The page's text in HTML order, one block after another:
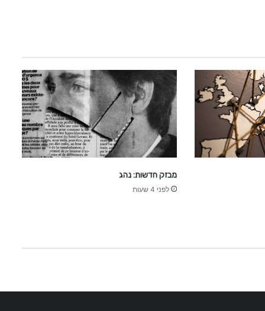
ו
ם
ת
ש
ע
ה
ב
א
ב
מבזק חדשות: נהג
לפני 4 שעות